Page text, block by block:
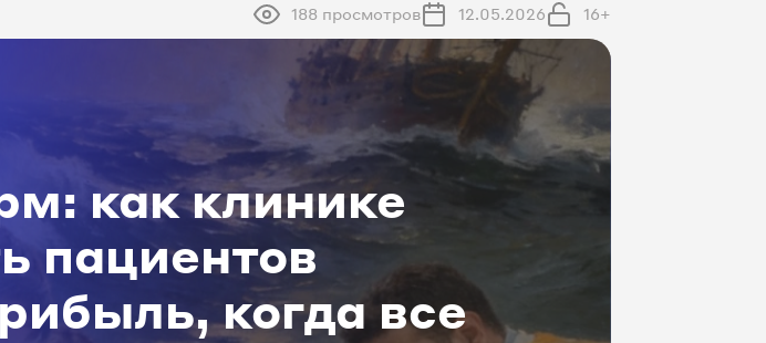
188 просмотров 12.05.2026 16+
как клинике
пациентов
когда все